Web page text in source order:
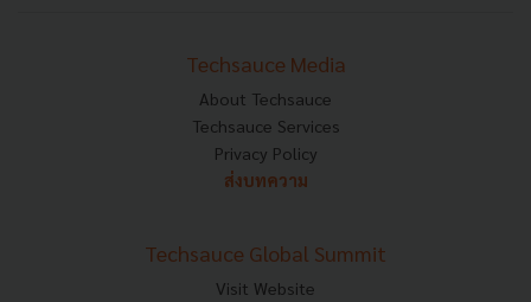
Techsauce Media
About Techsauce
Techsauce Services
Privacy Policy
ส่งบทความ
Techsauce Global Summit
Visit Website